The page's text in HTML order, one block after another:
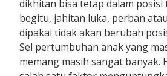
dikhitan bisa tetap dalam posisi
begitu, jahitan luka, perban
dipakai tidak akan berubah
Sel pertumbuhan anak yang
memang masih sangat banyak.